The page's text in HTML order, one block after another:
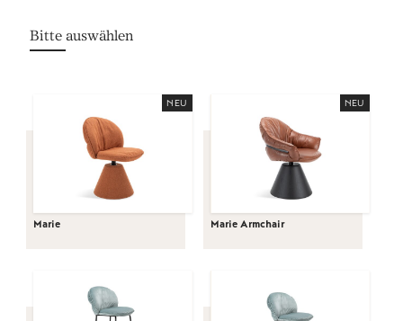
NEU
Marie
NEU
Marie Armchair